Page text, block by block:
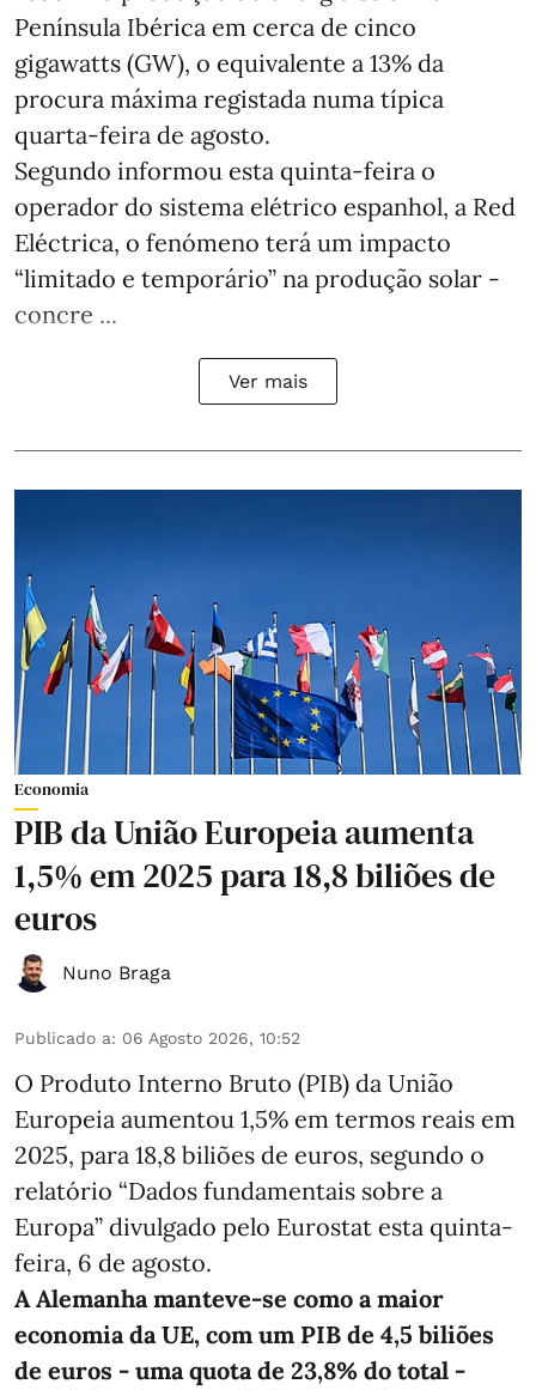
Península Ibérica em cerca de cinco
gigawatts (GW), o equivalente a 13% da
procura máxima registada numa típica
quarta-feira de agosto.
Segundo informou esta quinta-feira o
operador do sistema elétrico espanhol, a Red
Eléctrica, o fenómeno terá um impacto
“limitado e temporário” na produção solar -
concre ...
Ver mais
Economia
PIB da União Europeia aumenta
1,5% em 2025 para 18,8 biliões de
euros
Nuno Braga
Publicado a: 06 Agosto 2026, 10:52
O Produto Interno Bruto (PIB) da União
Europeia aumentou 1,5% em termos reais em
2025, para 18,8 biliões de euros, segundo o
relatório “Dados fundamentais sobre a
Europa” divulgado pelo Eurostat esta quinta-
feira, 6 de agosto.
A Alemanha manteve‑se como a maior
economia da UE, com um PIB de 4,5 biliões
de euros - uma quota de 23,8% do total -